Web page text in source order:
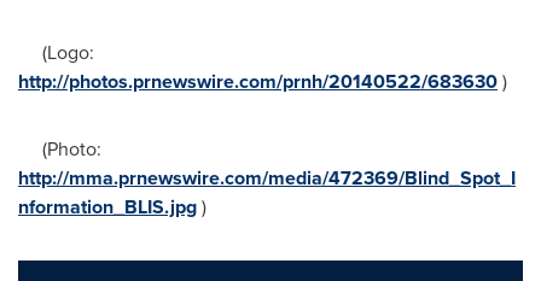
(Logo:
http://photos.prnewswire.com/prnh/20140522/683630)
(Photo:
http://mma.prnewswire.com/media/472369/Blind_Spot_I
nformation_BLIS.jpg)